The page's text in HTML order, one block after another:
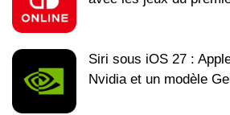
Siri sous iOS 27 :
Nvidia et un modèle